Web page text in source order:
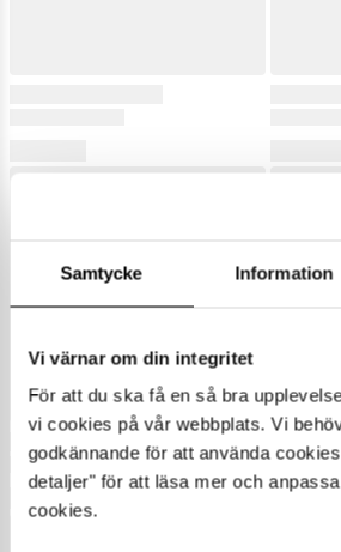
Samtycke Information
Vi värnar om din integritet
För att du ska få en så bra
vi cookies på vår webbplats. Vi
godkännande för att använda
detaljer" för att läsa mer och
cookies.